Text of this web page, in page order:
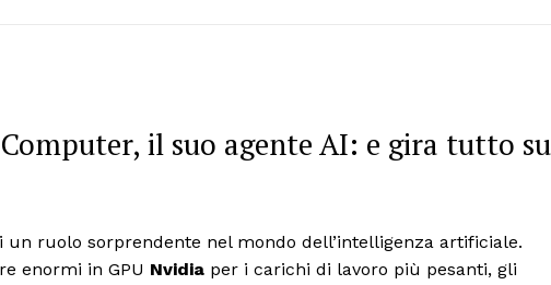
il suo agente AI: e gira tutto su
ruolo sorprendente nel mondo dell’intelligenza artificiale.
enormi in GPU Nvidia per i carichi di lavoro più pesanti, gli